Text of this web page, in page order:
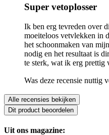
Super vetoplosser
Ik ben erg tevreden over
moeiteloos vetvlekken in
het schoonmaken van
nodig en het resultaat is
te sterk, wat ik erg prettig
Was deze recensie nuttig
Alle recensies bekijken
Dit product beoordelen
Uit ons magazine: